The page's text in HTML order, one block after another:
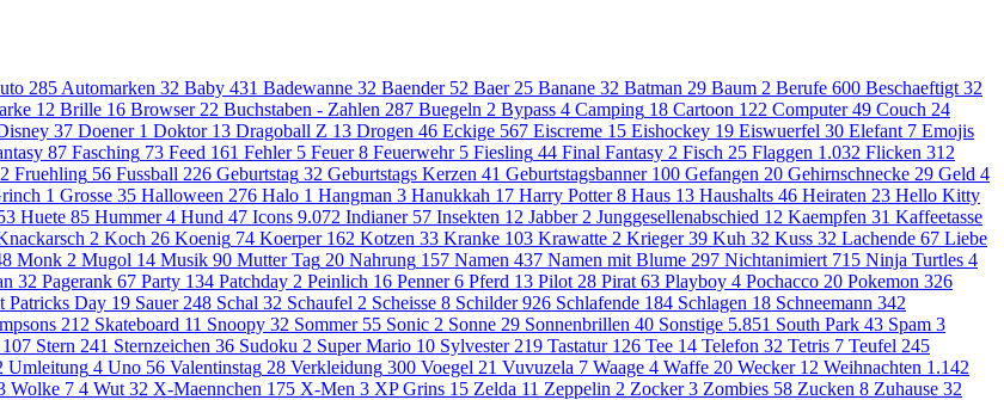
285 Automarken 32 Baby 431 Badewanne 32 Baender 52 Baer 25 Banane 32 Batman 29 Baum 2 Berufe 600 Beschaeftigt 32
12 Brille 16 Browser 22 Buchstaben - Zahlen 287 Buegeln 2 Bypass 4 Camping 18 Cartoon 122 Computer 49 Couch 24
37 Doener 1 Doktor 13 Dragoball Z 13 Drogen 46 Eckige 567 Eiscreme 15 Eishockey 19 Eiswuerfel 30 Elefant 7 Emojis
87 Fasching 73 Feed 161 Fehler 5 Feuer 8 Feuerwehr 5 Fiesling 44 Final Fantasy 2 Fisch 25 Flaggen 1.032 Flicken 312
Fruehling 56 Fussball 226 Geburtstag 32 Geburtstags Kerzen 41 Geburtstagsbanner 100 Gefangen 20 Gehirnschnecke 29 Geld 4
1 Grosse 35 Halloween 276 Halo 1 Hangman 3 Hanukkah 17 Harry Potter 8 Haus 13 Haushalts 46 Heiraten 23 Hello Kitty
Huete 85 Hummer 4 Hund 47 Icons 9.072 Indianer 57 Insekten 12 Jabber 2 Junggesellenabschied 12 Kaempfen 31 Kaffeetasse
2 Koch 26 Koenig 74 Koerper 162 Kotzen 33 Kranke 103 Krawatte 2 Krieger 39 Kuh 32 Kuss 32 Lachende 67 Liebe
Monk 2 Mugol 14 Musik 90 Mutter Tag 20 Nahrung 157 Namen 437 Namen mit Blume 297 Nichtanimiert 715 Ninja Turtles 4
32 Pagerank 67 Party 134 Patchday 2 Peinlich 16 Penner 6 Pferd 13 Pilot 28 Pirat 63 Playboy 4 Pochacco 20 Pokemon 326
Patricks Day 19 Sauer 248 Schal 32 Schaufel 2 Scheisse 8 Schilder 926 Schlafende 184 Schlagen 18 Schneemann 342
212 Skateboard 11 Snoopy 32 Sommer 55 Sonic 2 Sonne 29 Sonnenbrillen 40 Sonstige 5.851 South Park 43 Spam 3
107 Stern 241 Sternzeichen 36 Sudoku 2 Super Mario 10 Sylvester 219 Tastatur 126 Tee 14 Telefon 32 Tetris 7 Teufel 245
Umleitung 4 Uno 56 Valentinstag 28 Verkleidung 300 Voegel 21 Vuvuzela 7 Waage 4 Waffe 20 Wecker 12 Weihnachten 1.142
Wolke 7 4 Wut 32 X-Maennchen 175 X-Men 3 XP Grins 15 Zelda 11 Zeppelin 2 Zocker 3 Zombies 58 Zucken 8 Zuhause 32